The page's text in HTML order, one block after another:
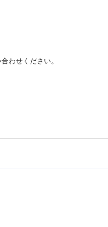
わせください。